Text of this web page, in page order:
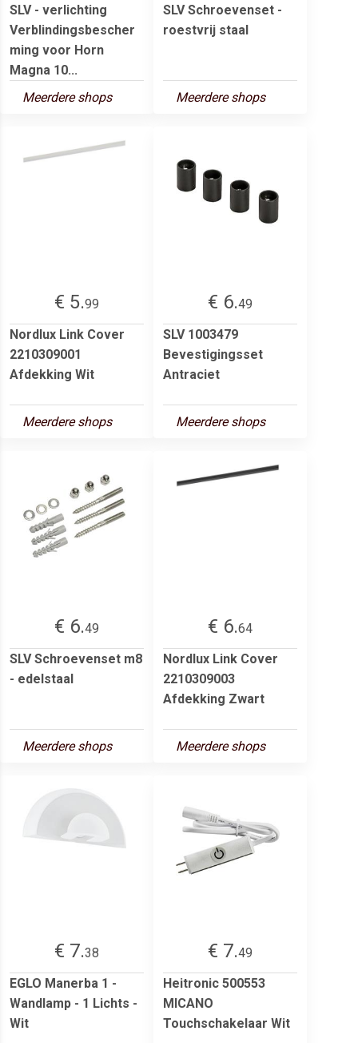
SLV - verlichting
Verblindingsbescher
ming voor Horn
Magna 10...
Meerdere shops
SLV Schroevenset -
roestvrij staal
Meerdere shops
€ 5.99
Nordlux Link Cover
2210309001
Afdekking Wit
Meerdere shops
€ 6.49
SLV 1003479
Bevestigingsset
Antraciet
Meerdere shops
€ 6.49
SLV Schroevenset m8
- edelstaal
Meerdere shops
€ 6.64
Nordlux Link Cover
2210309003
Afdekking Zwart
Meerdere shops
€ 7.38
EGLO Manerba 1 -
Wandlamp - 1 Lichts -
Wit
€ 7.49
Heitronic 500553
MICANO
Touchschakelaar Wit